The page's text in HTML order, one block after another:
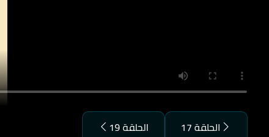
الحلقة 17 الحلقة 19